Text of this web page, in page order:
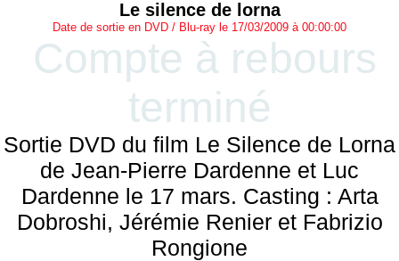
Le silence de lorna
Date de sortie en DVD / Blu-ray le 17/03/2009 à 00:00:00
Compte à rebours
terminé
Sortie DVD du film Le Silence de Lorna
de Jean-Pierre Dardenne et Luc
Dardenne le 17 mars. Casting : Arta
Dobroshi, Jérémie Renier et Fabrizio
Rongione